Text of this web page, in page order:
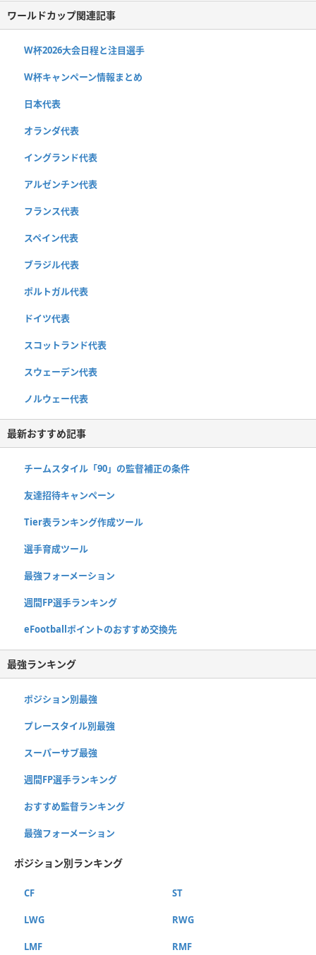
ワールドカップ関連記事
W杯2026大会日程と注目選手
W杯キャンペーン情報まとめ
日本代表
オランダ代表
イングランド代表
アルゼンチン代表
フランス代表
スペイン代表
ブラジル代表
ポルトガル代表
ドイツ代表
スコットランド代表
スウェーデン代表
ノルウェー代表
最新おすすめ記事
チームスタイル「90」の監督補正の条件
友達招待キャンペーン
Tier表ランキング作成ツール
選手育成ツール
最強フォーメーション
週間FP選手ランキング
eFootballポイントのおすすめ交換先
最強ランキング
ポジション別最強
プレースタイル別最強
スーパーサブ最強
週間FP選手ランキング
おすすめ監督ランキング
最強フォーメーション
ポジション別ランキング
CF ST
LWG RWG
LMF RMF